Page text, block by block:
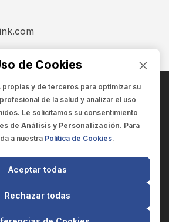
EN:
SCIENCELINK
CIENTÍFICA SC
de este sitio web es exclusivo
de la salud.
de Cookies
propias y de terceros para optimizar su
profesional de la salud y analizar el uso
Le solicitamos su consentimiento
de Análisis y Personalización. Para
a nuestra Política de Cookies.
Rechazar todas
Aceptar todas